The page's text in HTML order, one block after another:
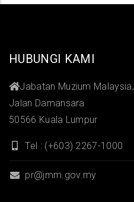
HUBUNGI KAMI
Jabatan Muzium Malaysia,
Jalan Damansara
50566 Kuala Lumpur
Tel : (+603) 2267-1000
pr@jmm.gov.my